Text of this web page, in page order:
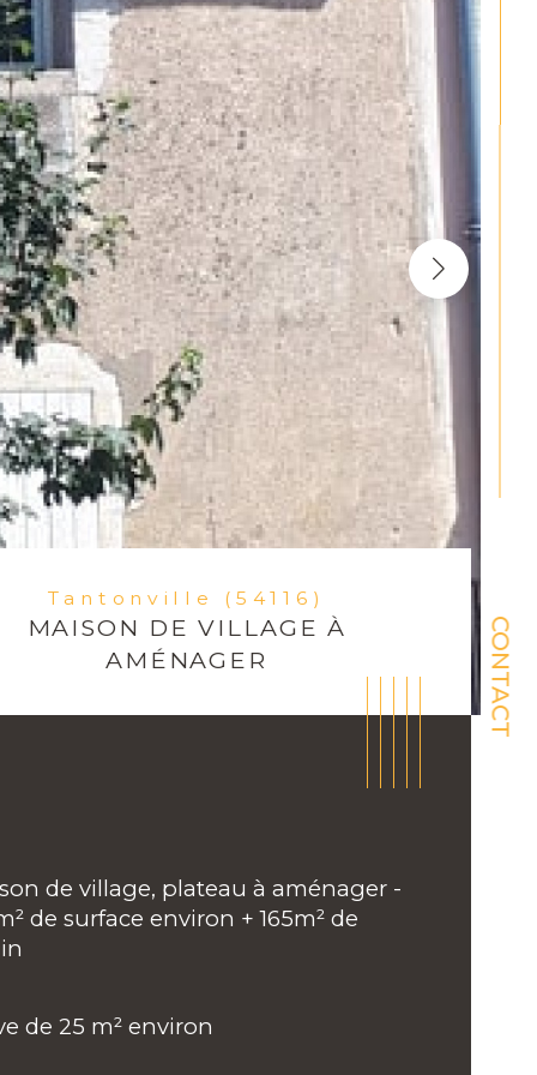
CONTACT
Tantonville (54116)
MAISON DE VILLAGE À
AMÉNAGER
Valeurs
de pièces
de village, plateau à aménager -
de surface environ + 165m² de
de 25 m² environ